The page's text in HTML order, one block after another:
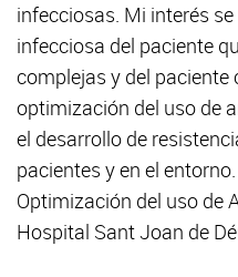
infecciosas. Mi interés
infecciosa del paciente
complejas y del paciente
optimización del uso de
el desarrollo de
pacientes y en el
Optimización del uso de
Hospital Sant Joan de